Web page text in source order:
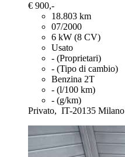
€ 900,-
18.803 km
07/2000
6 kW (8 CV)
Usato
- (Proprietari)
- (Tipo di cambio)
Benzina 2T
- (l/100 km)
- (g/km)
Privato, IT-20135 Milano